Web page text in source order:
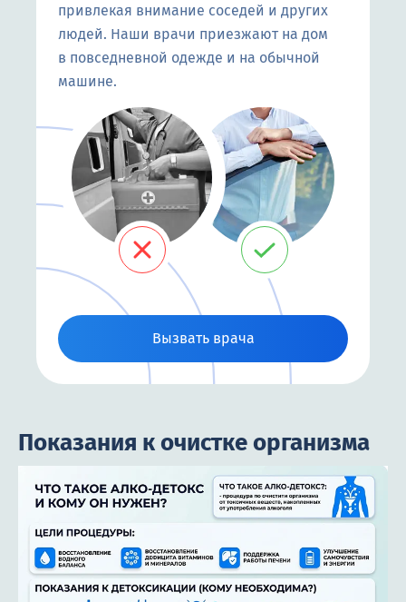
привлекая внимание соседей и других
людей. Наши врачи приезжают на дом
в повседневной одежде и на обычной
машине.
Вызвать врача
Показания к очистке организма